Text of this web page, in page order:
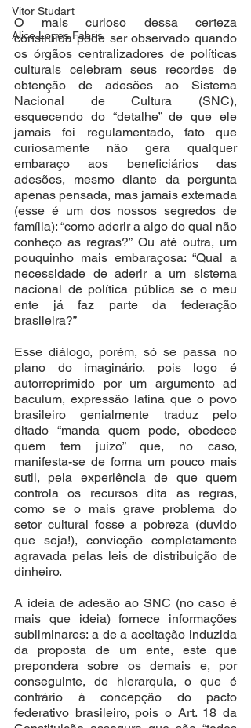
Vitor Studart
Alice Lopes Fabris
O mais curioso dessa certeza
construída pode ser observado quando
os órgãos centralizadores de políticas
culturais celebram seus recordes de
obtenção de adesões ao Sistema
Nacional de Cultura (SNC),
esquecendo do “detalhe” de que ele
jamais foi regulamentado, fato que
curiosamente não gera qualquer
embaraço aos beneficiários das
adesões, mesmo diante da pergunta
apenas pensada, mas jamais externada
(esse é um dos nossos segredos de
família): “como aderir a algo do qual não
conheço as regras?” Ou até outra, um
pouquinho mais embaraçosa: “Qual a
necessidade de aderir a um sistema
nacional de política pública se o meu
ente já faz parte da federação
brasileira?”
Esse diálogo, porém, só se passa no
plano do imaginário, pois logo é
autorreprimido por um argumento ad
baculum, expressão latina que o povo
brasileiro genialmente traduz pelo
ditado “manda quem pode, obedece
quem tem juízo” que, no caso,
manifesta-se de forma um pouco mais
sutil, pela experiência de que quem
controla os recursos dita as regras,
como se o mais grave problema do
setor cultural fosse a pobreza (duvido
que seja!), convicção completamente
agravada pelas leis de distribuição de
dinheiro.
A ideia de adesão ao SNC (no caso é
mais que ideia) fornece informações
subliminares: a de a aceitação induzida
da proposta de um ente, este que
prepondera sobre os demais e, por
conseguinte, de hierarquia, o que é
contrário à concepção do pacto
federativo brasileiro, pois o Art. 18 da